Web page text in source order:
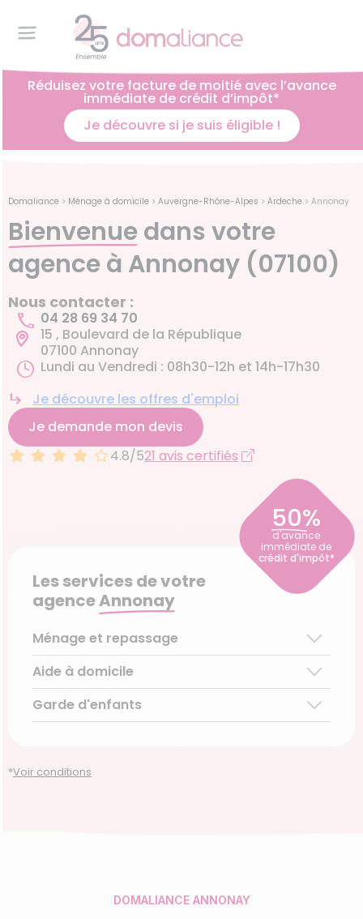
Réduisez votre facture de moitié avec l’avance
immédiate de crédit d’impôt*
Je découvre si je suis éligible !
Domaliance > Ménage à domicile > Auvergne-Rhône-Alpes > Ardeche > Annonay
Bienvenuedans votre
agence à Annonay (07100)
Nous contacter :
04 28 69 34 70
15 , Boulevard de la République
07100 Annonay
Lundi au Vendredi : 08h30-12h et 14h-17h30
Je découvre les offres d'emploi
Je demande mon devis
4.8/521 avis certifiés
50%
d'avance
immédiate de
crédit d'impôt*
Les services de votre
agenceAnnonay
Ménage et repassage
Ménage régulier
Ménage ponctuel
Repassage à domicile
Aide à domicile
Aide aux personnes âgées
Téléassistance pour personnes âgées
Découvrir le service
Garde d'enfants
Découvrir le service
*Voir conditions
DOMALIANCE ANNONAY